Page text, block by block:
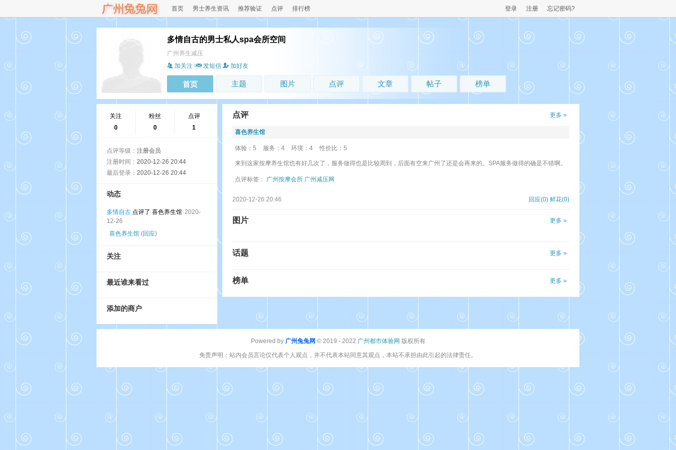
首页 男士养生资讯 推荐验证 点评 排行榜 忘记密码?
注册
登录
多情自古的男士私人spa会所空间
广州养生减压
加关注
发短信 加好友
首页 主题 图片 点评 文章 帖子 榜单
关注
0
粉丝
0
点评
1
点评等级： 注册会员
注册时间： 2020-12-26 20:44
最后登录： 2020-12-26 20:44
动态
多情自古 点评了 喜色养生馆 2020-
12-26
喜色养生馆 (回应)
关注
最近谁来看过
添加的商户
点评 更多 »
喜色养生馆
体验：5 服务：4 环境：4 性价比：5
来到这家按摩养生馆也有好几次了，服务做得也是比较周到，后面有空来广州了还是会再来的。SPA服务做得的确是不错啊。
点评标签： 广州按摩会所 广州减压网
回应(0) 鲜花(0)
2020-12-26 20:46
图片 更多 »
话题 更多 »
榜单 更多 »
Powered by 广州兔兔网 © 2019 - 2022 广州都市体验网 版权所有
免责声明：站内会员言论仅代表个人观点，并不代表本站同意其观点，本站不承担由此引起的法律责任。